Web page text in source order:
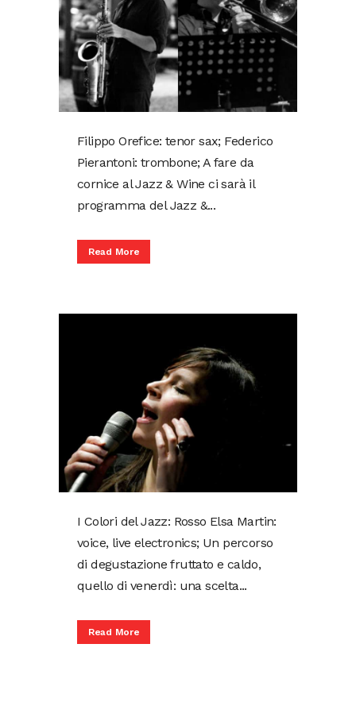
Filippo Orefice: tenor sax; Federico
Pierantoni: trombone; A fare da
cornice al Jazz & Wine ci sarà il
programma del Jazz &...
Read More
I Colori del Jazz: Rosso Elsa Martin:
voice, live electronics; Un percorso
di degustazione fruttato e caldo,
quello di venerdì: una scelta...
Read More